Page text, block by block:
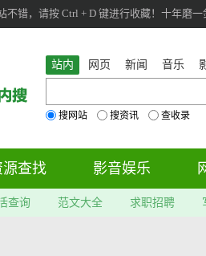
错，请按 Ctrl + D 键进行收藏！十年磨一
站内 网页 新闻 音乐
搜网站 搜资讯 查收录
源查找 影音娱乐
查询 范文大全 求职招聘